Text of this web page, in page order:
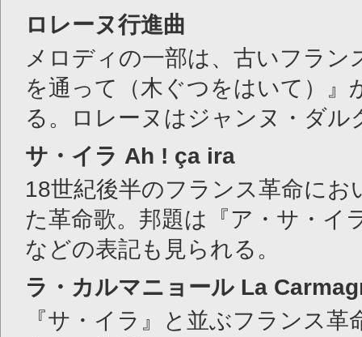
ロレーヌ行進曲
メロディの一部は、古いフラン
を通って（木ぐつをはいて）』
る。ロレーヌはジャンヌ・ダル
サ・イラ Ah ! ça ira
18世紀後半のフランス革命にお
た革命歌。邦題は『ア・サ・イ
などの表記も見られる。
ラ・カルマニョール La
『サ・イラ』と並ぶフランス革